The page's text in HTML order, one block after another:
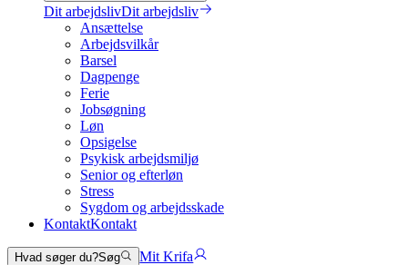
Dit arbejdslivDit arbejdsliv
Ansættelse
Arbejdsvilkår
Barsel
Dagpenge
Ferie
Jobsøgning
Løn
Opsigelse
Psykisk arbejdsmiljø
Senior og efterløn
Stress
Sygdom og arbejdsskade
KontaktKontakt
Hvad søger du?Søg
Mit Krifa